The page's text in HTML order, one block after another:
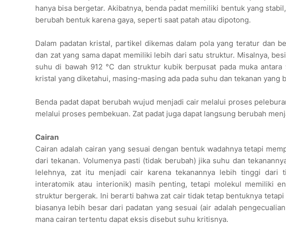
hanya bisa bergetar. Akibatnya, benda padat memiliki bentuk yang
berubah bentuk karena gaya, seperti saat patah atau dipotong.
Dalam padatan kristal, partikel dikemas dalam pola yang teratur dan
dan zat yang sama dapat memiliki lebih dari satu struktur. Misalnya,
suhu di bawah 912 °C dan struktur kubik berpusat pada muka
kristal yang diketahui, masing-masing ada pada suhu dan tekanan yang
Benda padat dapat berubah wujud menjadi cair melalui proses
melalui proses pembekuan. Zat padat juga dapat langsung berubah
Cairan
Cairan adalah cairan yang sesuai dengan bentuk wadahnya tetapi
dari tekanan. Volumenya pasti (tidak berubah) jika suhu dan
lelehnya, zat itu menjadi cair karena tekanannya lebih tinggi dari
interatomik atau interionik) masih penting, tetapi molekul memiliki
struktur bergerak. Ini berarti bahwa zat cair tidak tetap bentuknya
biasanya lebih besar dari padatan yang sesuai (air adalah
mana cairan tertentu dapat eksis disebut suhu kritisnya.